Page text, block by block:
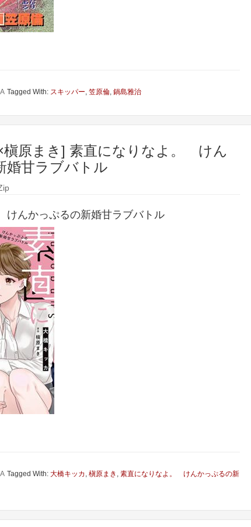
Tagged With: スキッパー, 笠原倫, 鍋島雅治
槇原まき] 素直になりなよ。 けん
婚甘ラブバトル
けんかっぷるの新婚甘ラブバトル
Tagged With: 大橋キッカ , 槇原まき , 素直になりなよ。 けんかっぷるの新